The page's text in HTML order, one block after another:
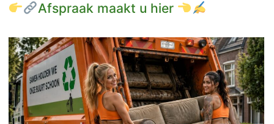
Afspraak maakt u hier